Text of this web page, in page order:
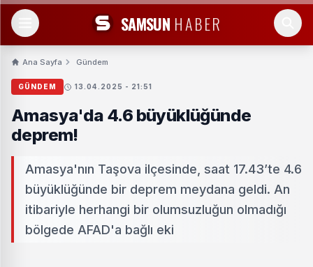
SAMSUN HABER
Ana Sayfa Gündem
GÜNDEM 13.04.2025 - 21:51
Amasya'da 4.6 büyüklüğünde
deprem!
Amasya'nın Taşova ilçesinde, saat 17.43’te 4.6
büyüklüğünde bir deprem meydana geldi. An
itibariyle herhangi bir olumsuzluğun olmadığı
bölgede AFAD'a bağlı eki